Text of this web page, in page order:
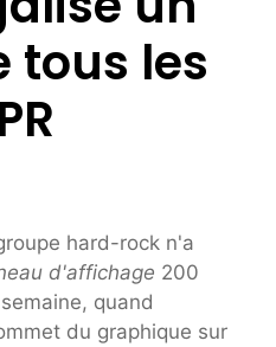
tous les
hard-rock n'a
d'affichage 200
quand
du graphique sur